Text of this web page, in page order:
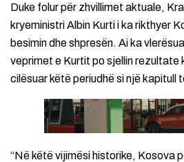
Duke folur për zhvillimet aktuale,
kryeministri Albin Kurti i ka rikthyer
besimin dhe shpresën. Ai ka
veprimet e Kurtit po sjellin rezultate
cilësuar këtë periudhë si një kapitull
“Në këtë vijimësi historike, Kosova